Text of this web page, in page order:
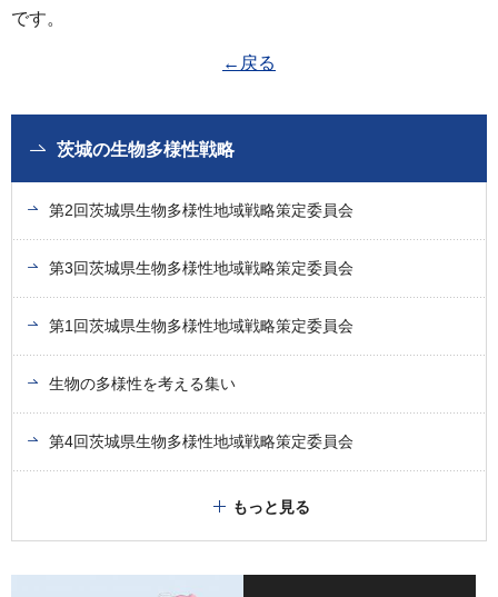
です。
←戻る
茨城の生物多様性戦略
第2回茨城県生物多様性地域戦略策定委員会
第3回茨城県生物多様性地域戦略策定委員会
第1回茨城県生物多様性地域戦略策定委員会
生物の多様性を考える集い
第4回茨城県生物多様性地域戦略策定委員会
もっと見る